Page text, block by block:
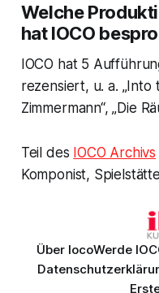
Welche
hat IOCO
IOCO hat 5
rezensiert, u. a. „Into
Zimmermann“, „Die
Teil des IOCO Archivs
Komponist,
Über IocoWerde